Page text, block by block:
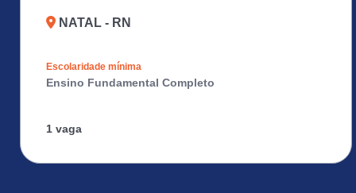
NATAL - RN
Escolaridade mínima
Ensino Fundamental Completo
1 vaga